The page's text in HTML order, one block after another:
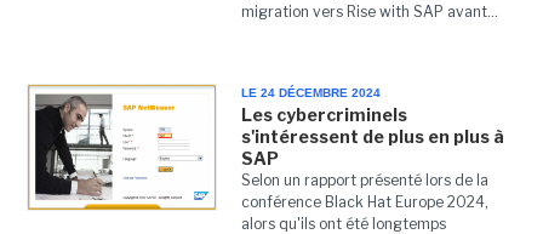
migration vers Rise with SAP avant...
LE 24 DÉCEMBRE 2024
Les cybercriminels
s'intéressent de plus en plus à
SAP
Selon un rapport présenté lors de la
conférence Black Hat Europe 2024,
alors qu'ils ont été longtemps